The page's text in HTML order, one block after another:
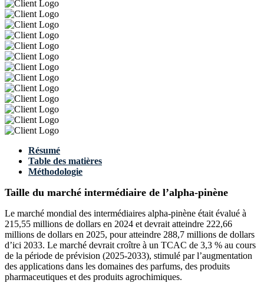
Résumé
Table des matières
Méthodologie
Taille du marché intermédiaire de l’alpha-pinène
Le marché mondial des intermédiaires alpha-pinène était évalué à
215,55 millions de dollars en 2024 et devrait atteindre 222,66
millions de dollars en 2025, pour atteindre 288,7 millions de dollars
d’ici 2033. Le marché devrait croître à un TCAC de 3,3 % au cours
de la période de prévision (2025-2033), stimulé par l’augmentation
des applications dans les domaines des parfums, des produits
pharmaceutiques et des produits agrochimiques.